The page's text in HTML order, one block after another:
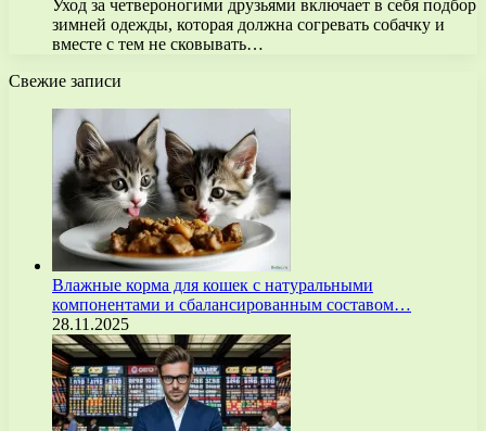
Уход за четвероногими друзьями включает в себя подбор
зимней одежды, которая должна согревать собачку и
вместе с тем не сковывать…
Свежие записи
Влажные корма для кошек с натуральными
компонентами и сбалансированным составом…
28.11.2025